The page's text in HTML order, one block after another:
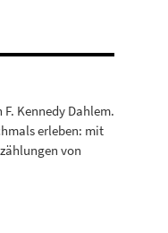
Kennedy Dahlem.
erleben: mit
von